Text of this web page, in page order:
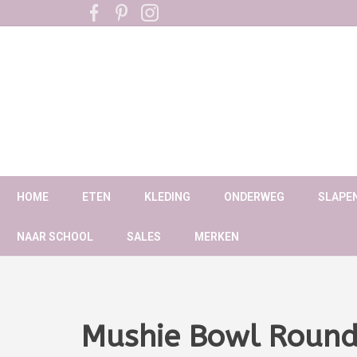
HOME ETEN KLEDING ONDERWEG
NAAR SCHOOL SALES MERKEN
Mushie Bowl